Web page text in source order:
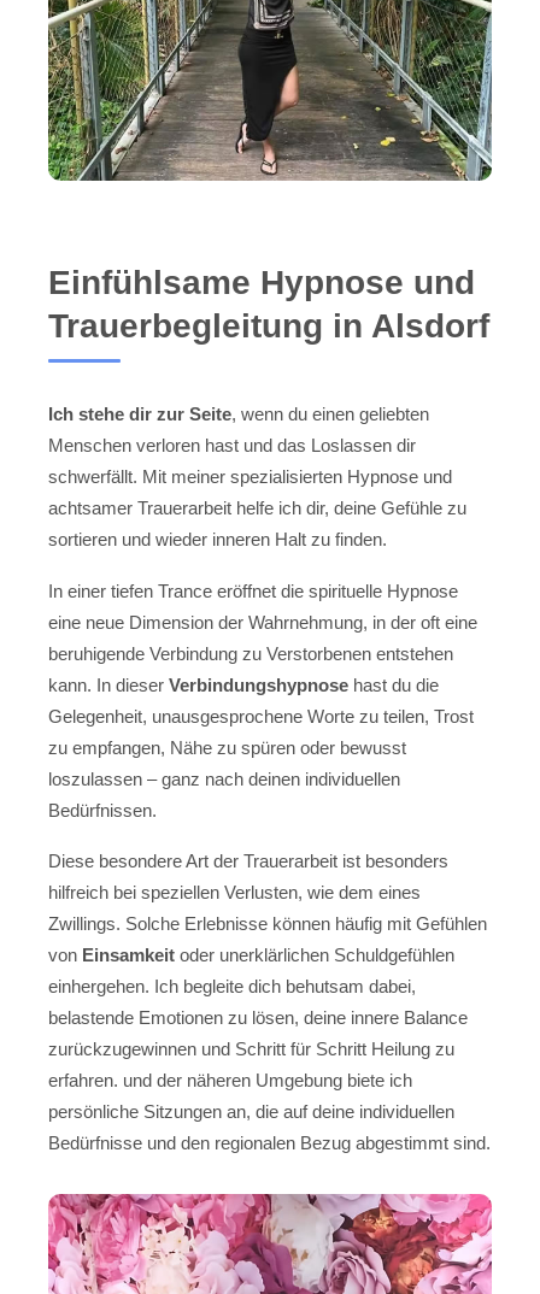
Einfühlsame Hypnose und
Trauerbegleitung in Alsdorf
Ich stehe dir zur Seite, wenn du einen geliebten
Menschen verloren hast und das Loslassen dir
schwerfällt. Mit meiner spezialisierten Hypnose und
achtsamer Trauerarbeit helfe ich dir, deine Gefühle zu
sortieren und wieder inneren Halt zu finden.
In einer tiefen Trance eröffnet die spirituelle Hypnose
eine neue Dimension der Wahrnehmung, in der oft eine
beruhigende Verbindung zu Verstorbenen entstehen
kann. In dieser Verbindungshypnose hast du die
Gelegenheit, unausgesprochene Worte zu teilen, Trost
zu empfangen, Nähe zu spüren oder bewusst
loszulassen – ganz nach deinen individuellen
Bedürfnissen.
Diese besondere Art der Trauerarbeit ist besonders
hilfreich bei speziellen Verlusten, wie dem eines
Zwillings. Solche Erlebnisse können häufig mit Gefühlen
von Einsamkeit oder unerklärlichen Schuldgefühlen
einhergehen. Ich begleite dich behutsam dabei,
belastende Emotionen zu lösen, deine innere Balance
zurückzugewinnen und Schritt für Schritt Heilung zu
erfahren. und der näheren Umgebung biete ich
persönliche Sitzungen an, die auf deine individuellen
Bedürfnisse und den regionalen Bezug abgestimmt sind.